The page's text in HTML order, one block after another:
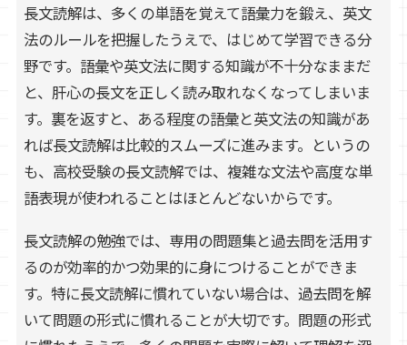
長文読解は、多くの単語を覚えて語彙力を鍛え、英文
法のルールを把握したうえで、はじめて学習できる分
野です。語彙や英文法に関する知識が不十分なままだ
と、肝心の長文を正しく読み取れなくなってしまいま
す。裏を返すと、ある程度の語彙と英文法の知識があ
れば長文読解は比較的スムーズに進みます。というの
も、高校受験の長文読解では、複雑な文法や高度な単
語表現が使われることはほとんどないからです。
長文読解の勉強では、専用の問題集と過去問を活用す
るのが効率的かつ効果的に身につけることができま
す。特に長文読解に慣れていない場合は、過去問を解
いて問題の形式に慣れることが大切です。問題の形式